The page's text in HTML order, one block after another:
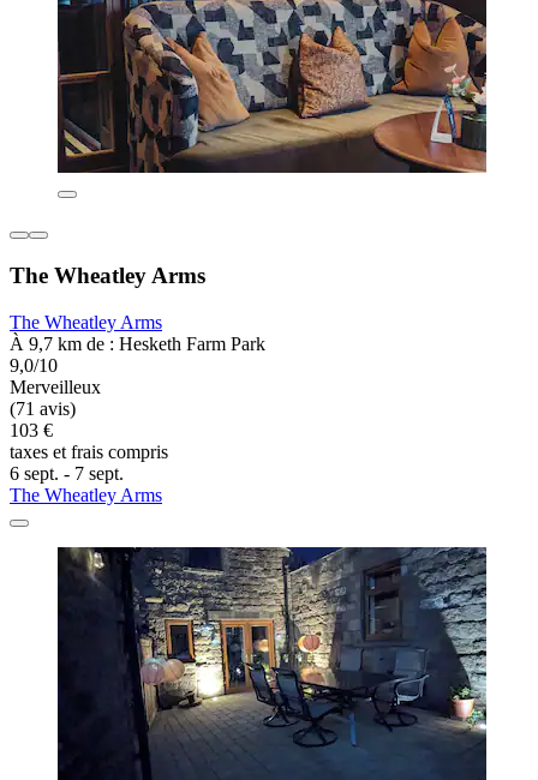
The Wheatley Arms
The Wheatley Arms
À 9,7 km de : Hesketh Farm Park
9,0/10
Merveilleux
(71 avis)
103 €
taxes et frais compris
6 sept. - 7 sept.
The Wheatley Arms